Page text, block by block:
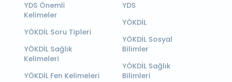
YDS Önemli
Kelimeler
YÖKDİL Soru Tipleri
YÖKDİL Sağlık
Kelimeleri
YÖKDİL Fen Kelimeleri
YDS
YÖKDİL
YÖKDİL Sosyal
Bilimler
YÖKDİL Sağlık
Bilimleri